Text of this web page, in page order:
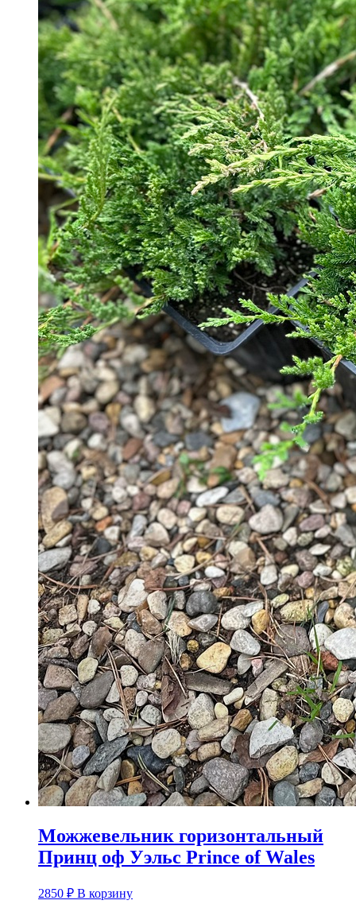
Можжевельник горизонтальный
Принц оф Уэльс Prince of Wales
2850 ₽ В корзину